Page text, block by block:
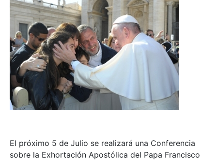
El próximo 5 de Julio se realizará una Conferencia
sobre la Exhortación Apostólica del Papa Francisco